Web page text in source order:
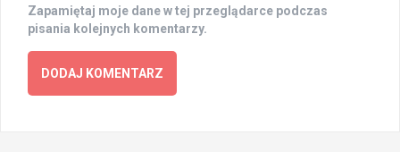
Zapamiętaj moje dane w tej przeglądarce podczas
pisania kolejnych komentarzy.